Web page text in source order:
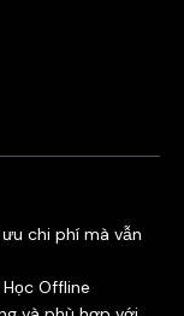
chi phí mà vẫn
Offline